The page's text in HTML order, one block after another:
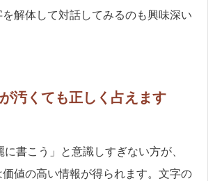
解体して対話してみるのも興味深い
汚くても正しく占えます
書こう」と意識しすぎない方が、
値の高い情報が得られます。文字の